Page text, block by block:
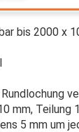
bis 2000 x
mm, Teilung
5 mm um